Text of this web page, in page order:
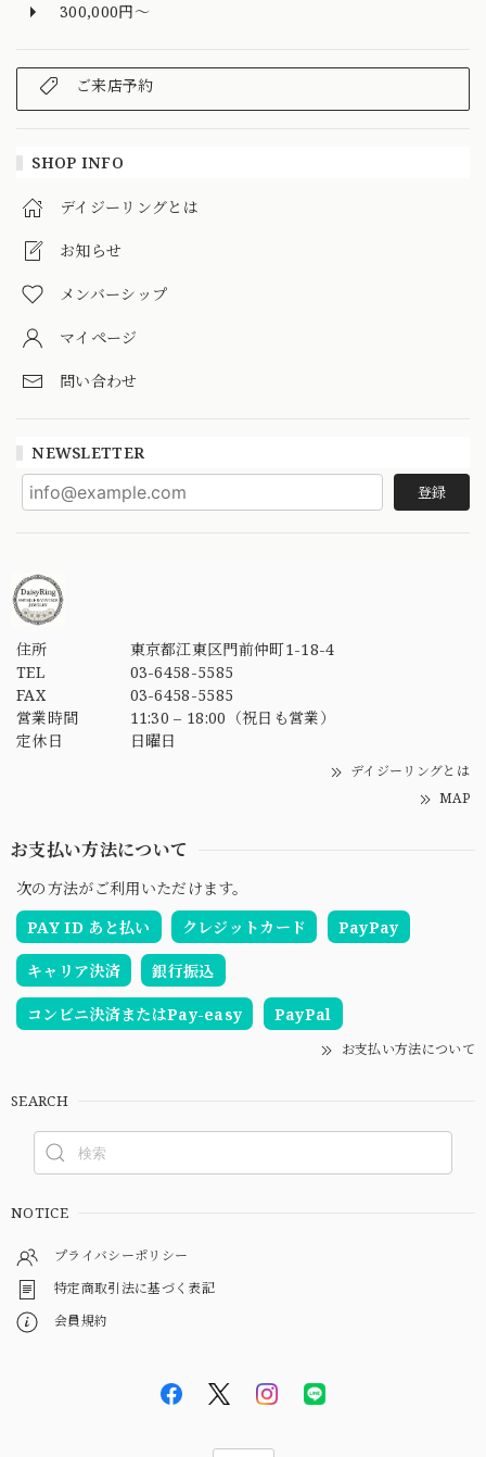
300,000円～
ご来店予約
SHOP INFO
デイジーリングとは
お知らせ
メンバーシップ
マイページ
問い合わせ
NEWSLETTER
登録
住所
東京都江東区門前仲町1-18-4
TEL
03-6458-5585
FAX
03-6458-5585
営業時間
11:30 – 18:00（祝日も営業）
定休日
日曜日
デイジーリングとは
MAP
お支払い方法について
次の方法がご利用いただけます。
PAY ID あと払い
クレジットカード PayPay
キャリア決済 銀行振込
コンビニ決済またはPay-easy PayPal
お支払い方法について
SEARCH
NOTICE
プライバシーポリシー
特定商取引法に基づく表記
会員規約